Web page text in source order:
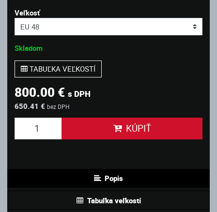
Veľkosť
Skladom
TABUĽKA VEĽKOSTÍ
800.00 € s DPH
650.41 € bez DPH
KÚPIŤ
Popis
Tabuľka veľkostí